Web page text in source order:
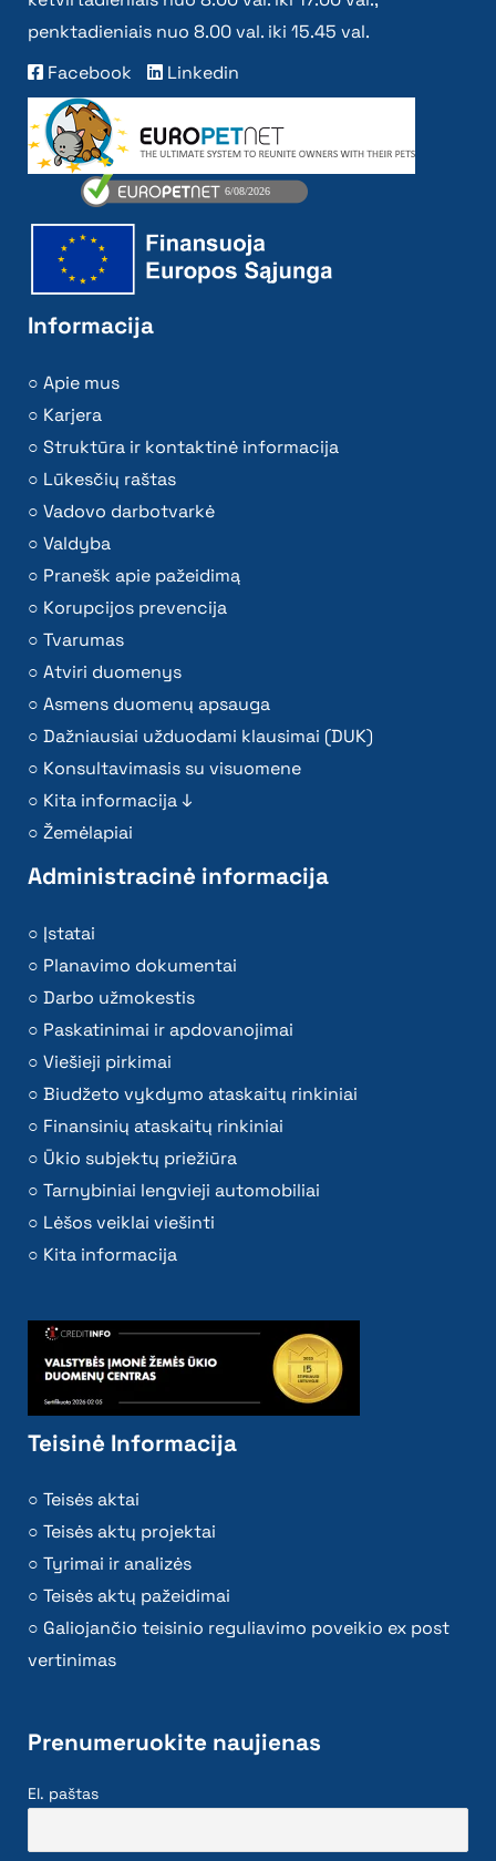
penktadieniais nuo 8.00 val. iki 15.45 val.
Facebook
Linkedin
Informacija
Apie mus
Karjera
Struktūra ir kontaktinė informacija
Lūkesčių raštas
Vadovo darbotvarkė
Valdyba
Pranešk apie pažeidimą
Korupcijos prevencija
Tvarumas
Atviri duomenys
Asmens duomenų apsauga
Dažniausiai užduodami klausimai (DUK)
Konsultavimasis su visuomene
Kita informacija ↓
Žemėlapiai
Administracinė informacija
Įstatai
Planavimo dokumentai
Darbo užmokestis
Paskatinimai ir apdovanojimai
Viešieji pirkimai
Biudžeto vykdymo ataskaitų rinkiniai
Finansinių ataskaitų rinkiniai
Ūkio subjektų priežiūra
Tarnybiniai lengvieji automobiliai
Lėšos veiklai viešinti
Kita informacija
Teisinė Informacija
Teisės aktai
Teisės aktų projektai
Tyrimai ir analizės
Teisės aktų pažeidimai
Galiojančio teisinio reguliavimo poveikio ex post
vertinimas
Prenumeruokite naujienas
El. paštas